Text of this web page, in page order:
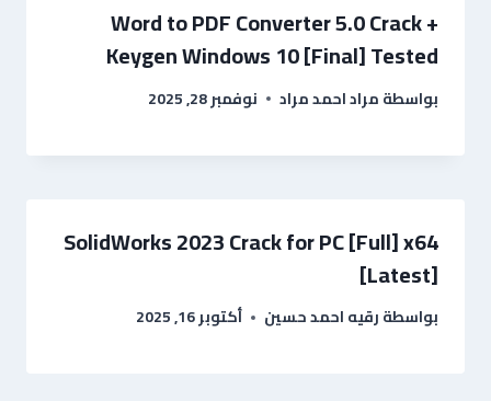
Word to PDF Converter 5.0 Crack +
Keygen Windows 10 [Final] Tested
بواسطةمراد احمد مراد نوفمبر 28, 2025
SolidWorks 2023 Crack for PC [Full] x64
[Latest]
بواسطةرقيه احمد حسين أكتوبر 16, 2025